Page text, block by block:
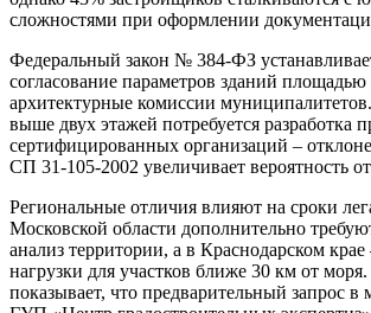
сложностями при оформлении
Федеральный закон № 384-ФЗ
согласование параметров зданий площадью
архитектурные комиссии
выше двух этажей потребуется разработка
сертифицированных организаций –
СП 31-105-2002 увеличивает вероятность
Региональные отличия влияют на сроки
Московской области дополнительно
анализ территории, а в Краснодарском крае
нагрузки для участков ближе 30 км от
показывает, что предварительный запрос в